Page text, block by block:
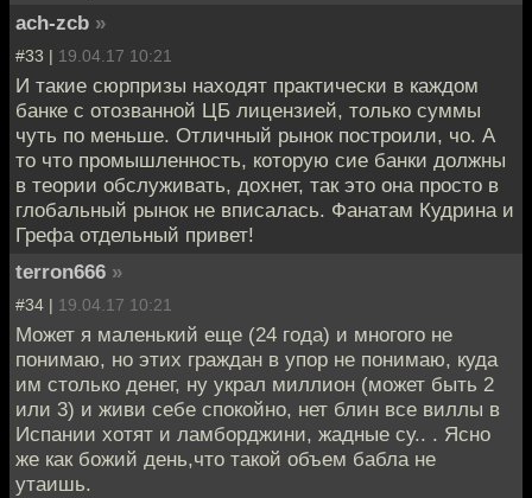
ach-zcb »
#33 | 19.04.17 10:21
И такие сюрпризы находят практически в каждом
банке с отозванной ЦБ лицензией, только суммы
чуть по меньше. Отличный рынок построили, чо. А
то что промышленность, которую сие банки должны
в теории обслуживать, дохнет, так это она просто в
глобальный рынок не вписалась. Фанатам Кудрина и
Грефа отдельный привет!
terron666 »
#34 | 19.04.17 10:21
Может я маленький еще (24 года) и многого не
понимаю, но этих граждан в упор не понимаю, куда
им столько денег, ну украл миллион (может быть 2
или 3) и живи себе спокойно, нет блин все виллы в
Испании хотят и ламборджини, жадные су.. . Ясно
же как божий день,что такой объем бабла не
утаишь.